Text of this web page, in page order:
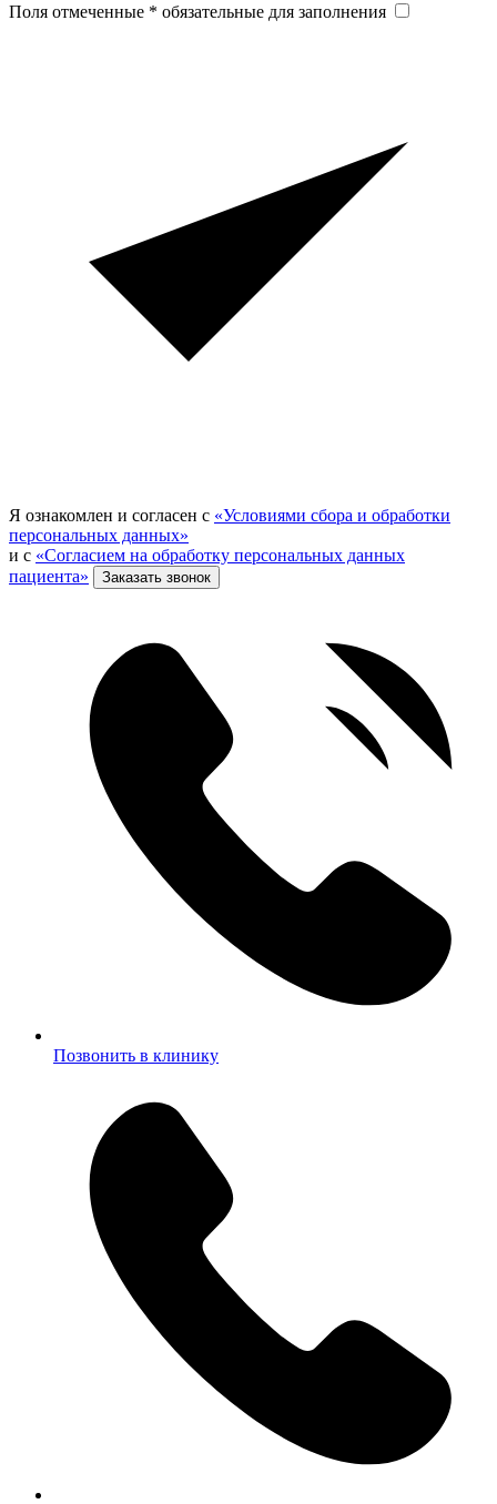
Поля отмеченные * обязательные для заполнения
Я ознакомлен и согласен с «Условиями сбора и обработки
персональных данных»
и с «Согласием на обработку персональных данных
пациента»
Заказать звонок
Позвонить в клинику